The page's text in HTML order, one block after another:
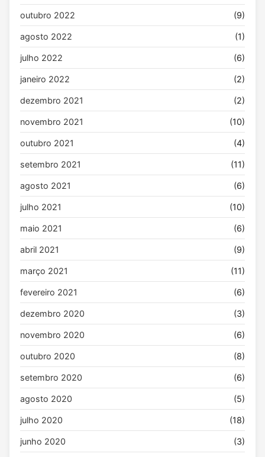
outubro 2022 (9)
agosto 2022 (1)
julho 2022 (6)
janeiro 2022 (2)
dezembro 2021 (2)
novembro 2021 (10)
outubro 2021 (4)
setembro 2021 (11)
agosto 2021 (6)
julho 2021 (10)
maio 2021 (6)
abril 2021 (9)
março 2021 (11)
fevereiro 2021 (6)
dezembro 2020 (3)
novembro 2020 (6)
outubro 2020 (8)
setembro 2020 (6)
agosto 2020 (5)
julho 2020 (18)
junho 2020 (3)